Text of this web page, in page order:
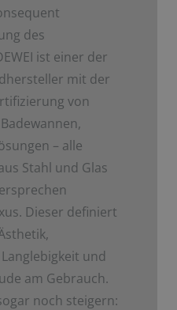
des
ist einer der
mit der
von
– alle
Stahl und Glas
Dieser definiert
und
am Gebrauch.
noch steigern: